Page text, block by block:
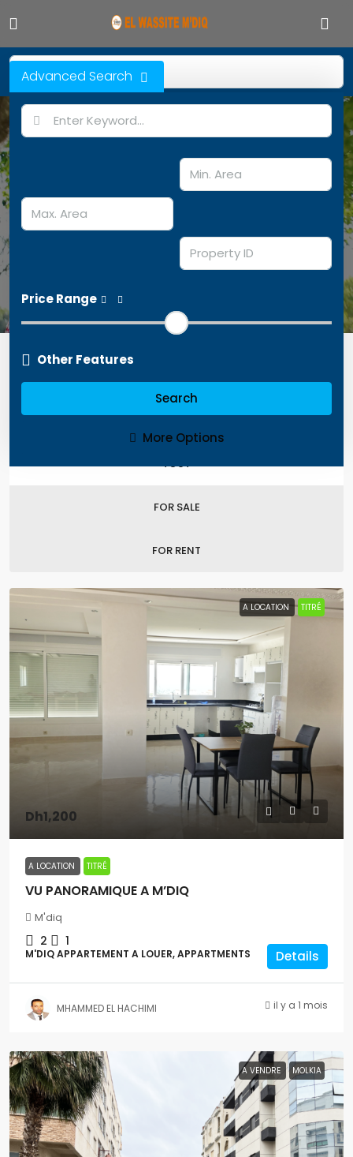
Discover Your Perfect Home
Top banner option with background video
Location
Advanced Search
Price Range
Other Features
Search
More Options
Accueil Listing With Video
Listing With Video
TOUT
FOR SALE
FOR RENT
Trier par:
A LOCATION TITRÉ
Dh1,200
A LOCATION TITRÉ
VU PANORAMIQUE A M’DIQ
M'diq
2 1
M'DIQ APPARTEMENT A LOUER, APPARTMENTS Details
MHAMMED EL HACHIMI il y a 1 mois
A VENDRE MOLKIA